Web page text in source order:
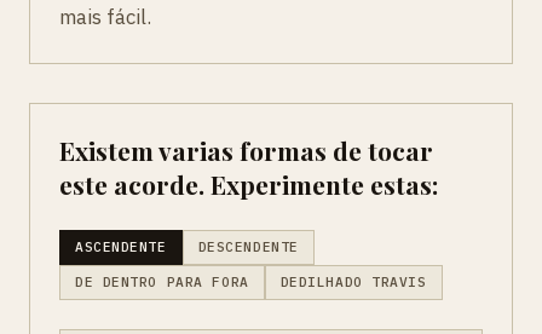
mais fácil.
Existem varias formas de tocar
este acorde. Experimente estas:
ASCENDENTE DESCENDENTE
DE DENTRO PARA FORA DEDILHADO TRAVIS